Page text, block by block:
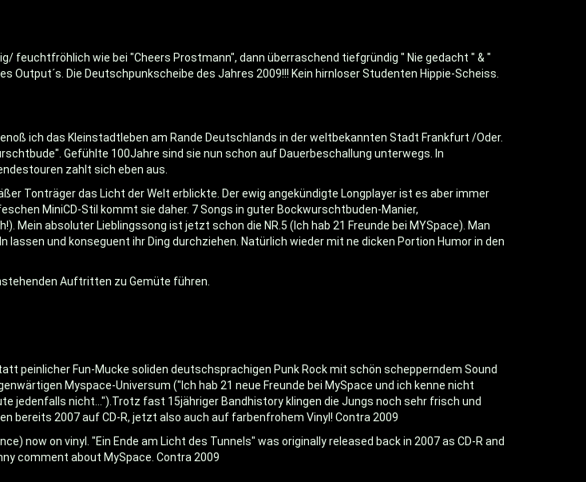
feuchtfröhlich wie bei "Cheers Prostmann", dann überraschend tiefgründig " Nie gedacht " & "
Output´s. Die Deutschpunkscheibe des Jahres 2009!!! Kein hirnloser Studenten Hippie-Scheiss.
ich das Kleinstadtleben am Rande Deutschlands in der weltbekannten Stadt Frankfurt /Oder.
Gefühlte 100Jahre sind sie nun schon auf Dauerbeschallung unterwegs. In
zahlt sich eben aus.
Tonträger das Licht der Welt erblickte. Der ewig angekündigte Longplayer ist es aber immer
MiniCD-Stil kommt sie daher. 7 Songs in guter Bockwurschtbuden-Manier,
absoluter Lieblingssong ist jetzt schon die NR.5 (Ich hab 21 Freunde bei MYSpace). Man
und konseguent ihr Ding durchziehen. Natürlich wieder mit ne dicken Portion Humor in den
Auftritten zu Gemüte führen.
peinlicher Fun-Mucke soliden deutschsprachigen Punk Rock mit schön schepperndem Sound
Myspace-Universum ("Ich hab 21 neue Freunde bei MySpace und ich kenne nicht
jedenfalls nicht...").Trotz fast 15jähriger Bandhistory klingen die Jungs noch sehr frisch und
bereits 2007 auf CD-R, jetzt also auch auf farbenfrohem Vinyl! Contra 2009
now on vinyl. "Ein Ende am Licht des Tunnels" was originally released back in 2007 as CD-R and
comment about MySpace. Contra 2009